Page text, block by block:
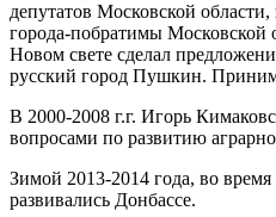
депутатов Московской
города-побратимы Московской
Новом свете сделал
русский город Пушкин.
В 2000-2008 г.г. Игорь
вопросами по развитию
Зимой 2013-2014 года, во
развивались Донбассе.